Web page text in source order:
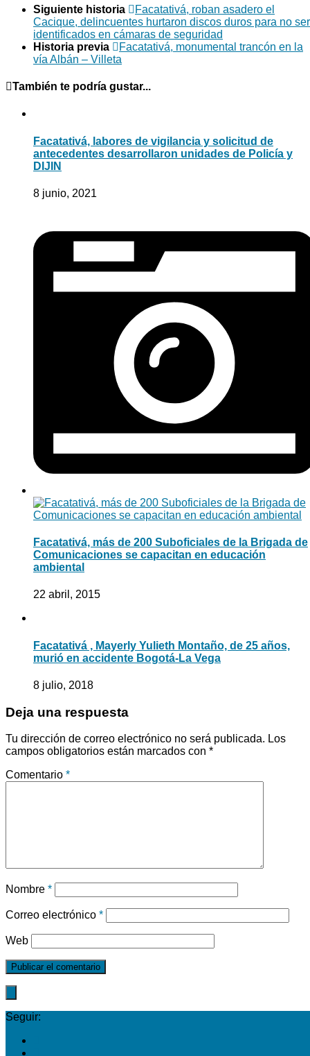
Siguiente historia
Facatativá, roban asadero el
Cacique, delincuentes hurtaron discos duros para no ser
identificados en cámaras de seguridad
Historia previa
Facatativá, monumental trancón en la
vía Albán – Villeta
También te podría gustar...
Facatativá, labores de vigilancia y solicitud de
antecedentes desarrollaron unidades de Policía y
DIJIN
8 junio, 2021
Facatativá, más de 200 Suboficiales de la Brigada de
Comunicaciones se capacitan en educación
ambiental
22 abril, 2015
Facatativá , Mayerly Yulieth Montaño, de 25 años,
murió en accidente Bogotá-La Vega
8 julio, 2018
Deja una respuesta
Tu dirección de correo electrónico no será publicada. Los
campos obligatorios están marcados con *
Comentario *
Nombre *
Correo electrónico *
Web
Seguir: